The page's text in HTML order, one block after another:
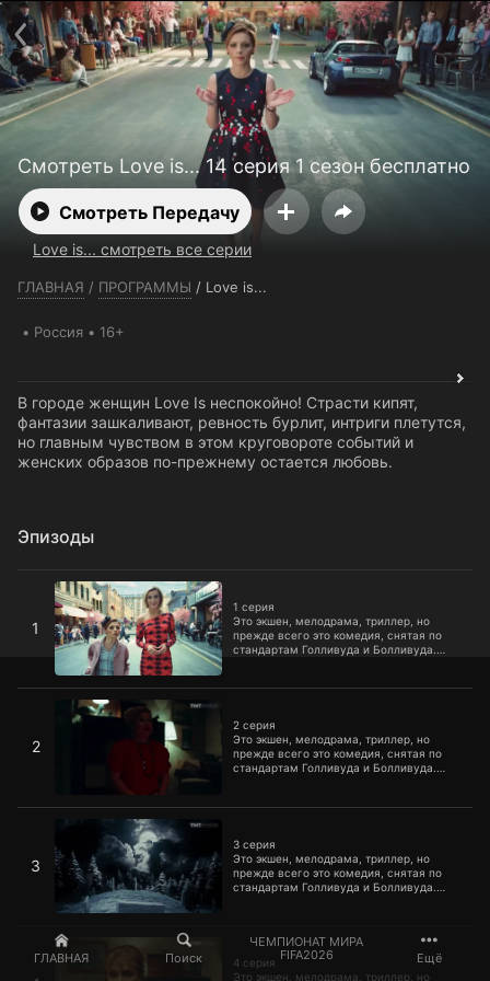
ГЛАВНАЯ Поиск
ЧЕМПИОНАТ МИРА
FIFA2026
Ещё
Смотреть Love is... 14 серия 1 сезон бесплатно
Смотреть Передачу
Love is... смотреть все серии
ГЛАВНАЯ / ПРОГРАММЫ / Love is...
Россия 16+
В городе женщин Love Is неспокойно! Страсти кипят,
фантазии зашкаливают, ревность бурлит, интриги плетутся,
но главным чувством в этом круговороте событий и
женских образов по-прежнему остается любовь.
Эпизоды
1
1 серия
Это экшен, мелодрама, триллер, но
прежде всего это комедия, снятая по
стандартам Голливуда и Болливуда.
декорации ставят проект ТНТ
рождении нового жанра. Это пять
разных историй о пяти совершенно не
похожих друг на друга женщинах.
1 серия
2
2 серия
Это экшен, мелодрама, триллер, но
прежде всего это комедия, снятая по
стандартам Голливуда и Болливуда.
декорации ставят проект ТНТ
рождении нового жанра. Это пять
разных историй о пяти совершенно не
похожих друг на друга женщинах.
2 серия
3
3 серия
Это экшен, мелодрама, триллер, но
прежде всего это комедия, снятая по
стандартам Голливуда и Болливуда.
особняком, позволяя говорить о
рождении нового жанра. Это пять
разных историй о пяти совершенно не
4 серия
Это экшен, мелодрама, триллер, но
4 серия
Телефон поддержки:+7 (727) 323 10 92
Пользовательское соглашение
Политика конфиденциальности
Открыть приложение
Ввести промокод